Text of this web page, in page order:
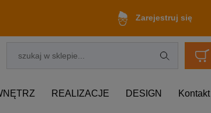
Zarejestruj się
REALIZACJE DESIGN Kontakt